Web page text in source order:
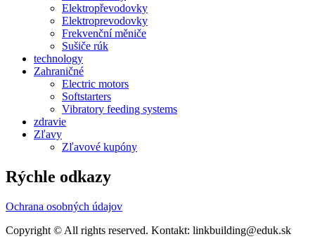
Elektropřevodovky
Elektroprevodovky
Frekvenční měniče
Sušiče rúk
technology
Zahraničné
Electric motors
Softstarters
Vibratory feeding systems
zdravie
Zľavy
Zľavové kupóny
Rýchle odkazy
Ochrana osobných údajov
Copyright © All rights reserved. Kontakt: linkbuilding@eduk.sk